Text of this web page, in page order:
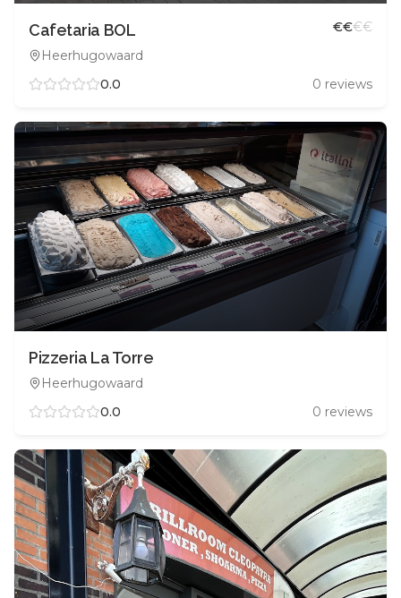
Cafetaria BOL
Heerhugowaard
€€€€
0.0 0 reviews
Pizzeria La Torre
Heerhugowaard
0.0
0 reviews